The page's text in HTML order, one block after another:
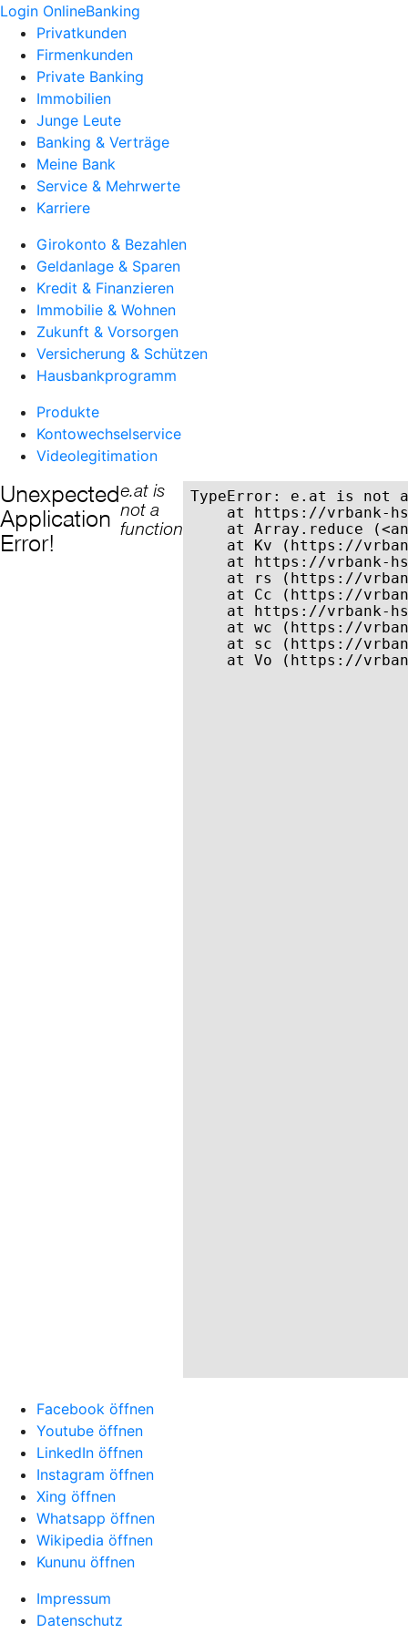
Login OnlineBanking
Privatkunden
Firmenkunden
Private Banking
Immobilien
Junge Leute
Banking & Verträge
Meine Bank
Service & Mehrwerte
Karriere
Girokonto & Bezahlen
Geldanlage & Sparen
Kredit & Finanzieren
Immobilie & Wohnen
Zukunft & Vorsorgen
Versicherung & Schützen
Hausbankprogramm
Produkte
Kontowechselservice
Videolegitimation
Facebook öffnen
Youtube öffnen
LinkedIn öffnen
Instagram öffnen
Xing öffnen
Whatsapp öffnen
Wikipedia öffnen
Kununu öffnen
Impressum
Datenschutz